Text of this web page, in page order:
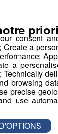
consent
a
a
browsing
precise
use